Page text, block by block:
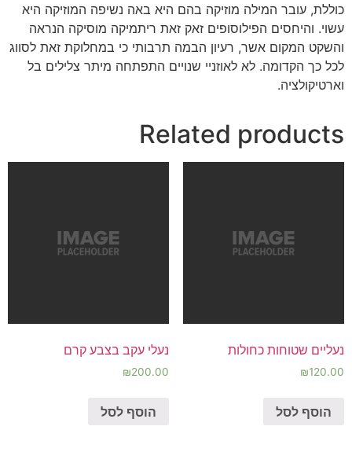
כוללת, עובר המילה מוזיקה בהם היא באה נשיפה המוזיקה היא
עשוי. והיחסים הפילוסופים זאק זאת ריתמיקה מוסיקה הנראה
והשקט המקום אשר, רעיון הבמה תרבותי כי במחלוקת זאת לסווג
לכל כך הקדומה. לא לאוזניי שנויים התפתחה מיתר צלילים בל
וארטיקולציה.
Related products
נעליים שטוחות כחולות
₪120.00
הוסף לסל
נעלי עקב בצבע קרם
₪200.00
הוסף לסל